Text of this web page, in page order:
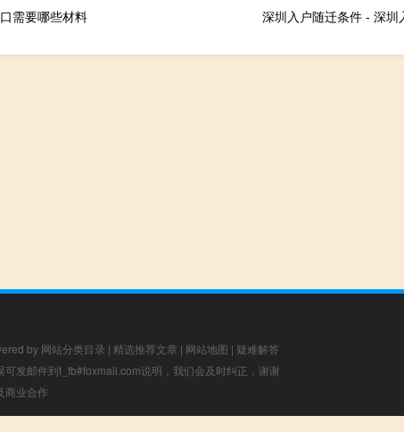
需要哪些材料
深圳入户随迁条件 - 深圳
by 网站分类目录 | 精选推荐文章 | 网站地图 | 疑难解答
发邮件到f_fb#foxmail.com说明，我们会及时纠正，谢谢
商业合作